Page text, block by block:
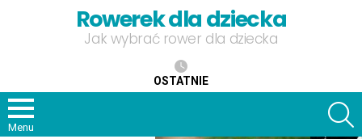
Rowerek dla dziecka
Jak wybrać rower dla dziecka
OSTATNIE
Menu